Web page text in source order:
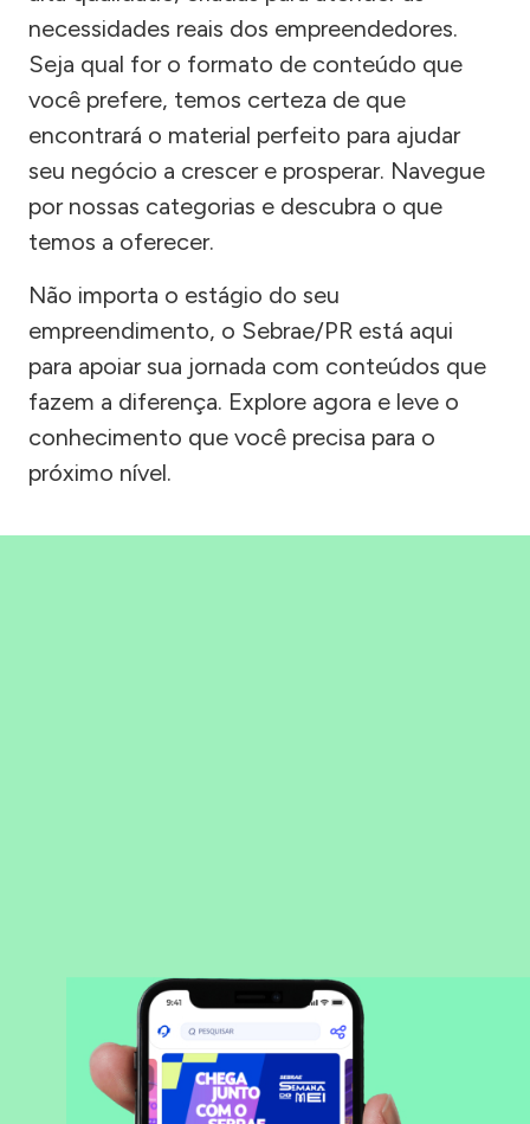
necessidades reais dos empreendedores.
Seja qual for o formato de conteúdo que
você prefere, temos certeza de que
encontrará o material perfeito para ajudar
seu negócio a crescer e prosperar. Navegue
por nossas categorias e descubra o que
temos a oferecer.
Não importa o estágio do seu
empreendimento, o Sebrae/PR está aqui
para apoiar sua jornada com conteúdos que
fazem a diferença. Explore agora e leve o
conhecimento que você precisa para o
próximo nível.